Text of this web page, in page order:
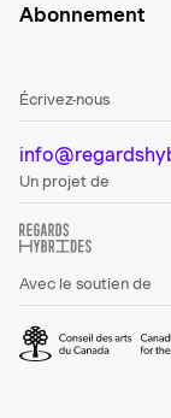
Abonnement
Écrivez-nous
Un projet de
Avec le soutien de